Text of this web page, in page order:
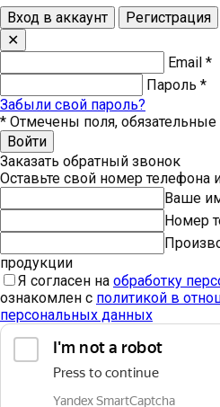
Вход в аккаунт
Регистрация
✕
Email *
Пароль *
Забыли свой пароль?
* Отмечены поля, обязательные
Войти
Заказать обратный звонок
Оставьте свой номер
Ваше
Номер
продукции
Я согласен на обработку
ознакомлен с политикой в
персональных данных